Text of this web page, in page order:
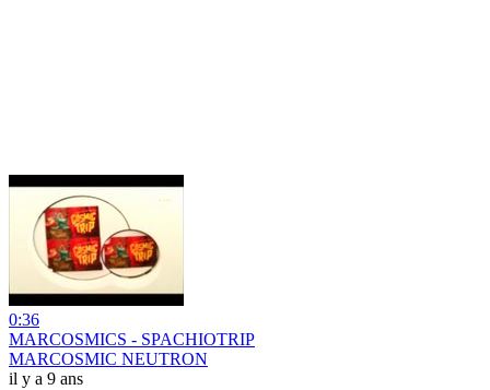
0:36
MARCOSMICS - SPACHIOTRIP
MARCOSMIC NEUTRON
il y a 9 ans